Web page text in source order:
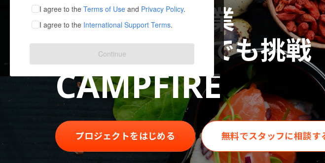
テクノロジー・ガジェット ゲーム・サービス開発
映像・映画 書籍・雑誌出版
ビジネス・起業 チャレンジ
まちづくり・地域活性化
CAMPFIRE for Social
CAMPFIREふるさと納税
I agree to the Terms of Use and Privacy Policy.
I agree to the International Support Terms.
Continue
飲食・店舗開業
規模問わず誰でも挑戦
CAMPFIRE
プロジェクトをはじめる 無料でスタッフに相談す